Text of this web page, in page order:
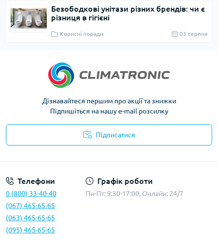
Безободкові унітази різних брендів: чи є
різниця в гігієні
Корисні поради 03 серпня
Дізнавайтеся першим про акції та знижки
Підпишіться на нашу e-mail розсилку
Підписатися
Телефони
0 (800) 33-40-40
(067) 465-65-65
(063) 465-65-65
(095) 465-65-65
Графік роботи
Пн-Пт: 9:30-17:00, Онлайн: 24/7